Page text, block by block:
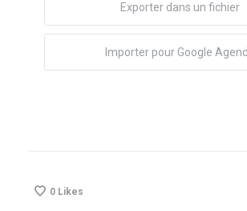
Exporter dans un fichier
Importer pour Google
0 Likes